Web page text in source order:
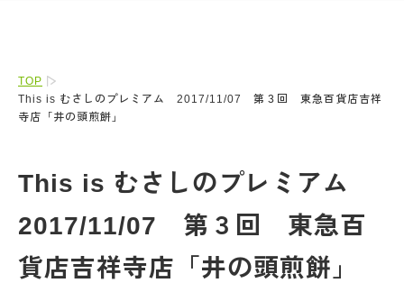
TOP
This is むさしのプレミアム 2017/11/07 第３回 東急百貨店吉祥
寺店「井の頭煎餅」
This is むさしのプレミアム
2017/11/07 第３回 東急百
貨店吉祥寺店「井の頭煎餅」